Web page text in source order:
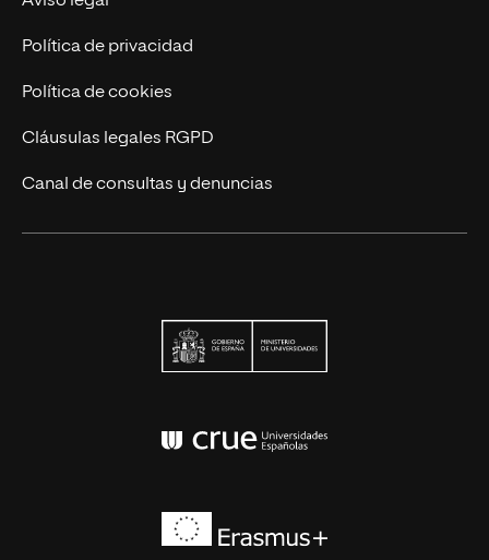
Contáctanos
Política de privacidad
Política de cookies
Cláusulas legales RGPD
Canal de consultas y denuncias